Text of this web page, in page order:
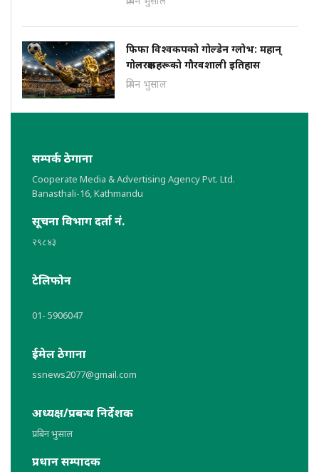
फिफा विश्वकपको गोल्डेन ग्लोभ: महान्
गोलरक्षकहरूको गौरवशाली इतिहास
प्रबिन भुसाल
सम्पर्क ठेगाना
Cooperate Media & Advertising Agency Pvt. Ltd.
Banasthali-16, Kathmandu
सूचना विभाग दर्ता नं.
२९८४३
टेलिफोन
01- 5906047
ईमेल ठेगाना
ssnews2077@gmail.com
अध्यक्ष/प्रबन्ध निर्देशक
प्रबिन भुसाल
प्रधान सम्पादक